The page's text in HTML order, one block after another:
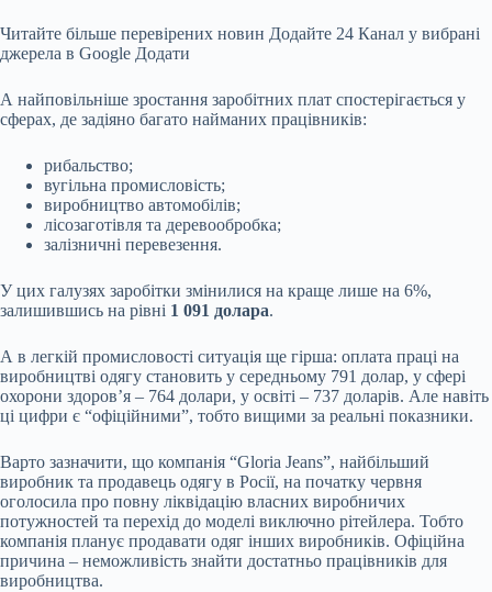
Читайте більше перевірених новин Додайте 24 Канал у вибрані
джерела в Google Додати
А найповільніше зростання заробітних плат спостерігається у
сферах, де задіяно багато найманих працівників:
рибальство;
вугільна промисловість;
виробництво автомобілів;
лісозаготівля та деревообробка;
залізничні перевезення.
У цих галузях заробітки змінилися на краще лише на 6%,
залишившись на рівні 1 091 долара.
А в легкій промисловості ситуація ще гірша: оплата праці на
виробництві одягу становить у середньому 791 долар, у сфері
охорони здоров’я – 764 долари, у освіті – 737 доларів. Але навіть
ці цифри є “офіційними”, тобто вищими за реальні показники.
Варто зазначити, що компанія “Gloria Jeans”, найбільший
виробник та продавець одягу в Росії, на початку червня
оголосила про повну ліквідацію власних виробничих
потужностей та перехід до моделі виключно рітейлера. Тобто
компанія планує продавати одяг інших виробників. Офіційна
причина – неможливість знайти достатньо працівників для
виробництва.